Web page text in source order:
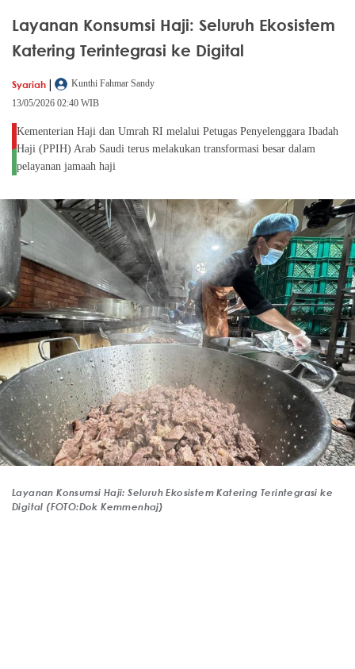
Layanan Konsumsi Haji: Seluruh Ekosistem
Katering Terintegrasi ke Digital
Syariah |
Kunthi Fahmar Sandy
13/05/2026 02:40 WIB
Kementerian Haji dan Umrah RI melalui Petugas Penyelenggara Ibadah
Haji (PPIH) Arab Saudi terus melakukan transformasi besar dalam
pelayanan jamaah haji
Layanan Konsumsi Haji: Seluruh Ekosistem Katering Terintegrasi ke
Digital (FOTO:Dok Kemmenhaj)